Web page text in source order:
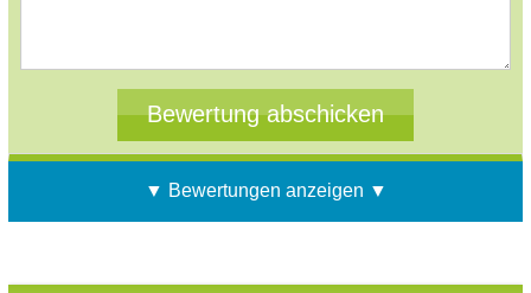
▼ Bewertungen anzeigen ▼